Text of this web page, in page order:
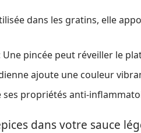
dans les gratins, elle
Une pincée peut réveiller le
ajoute une couleur
ses propriétés anti-
dans votre sauce